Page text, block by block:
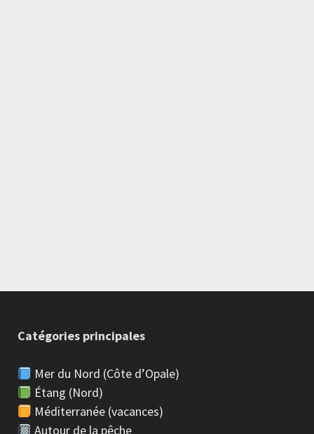
Catégories principales
Mer du Nord (Côte d’Opale)
Étang (Nord)
Méditerranée (vacances)
Autour de la pêche